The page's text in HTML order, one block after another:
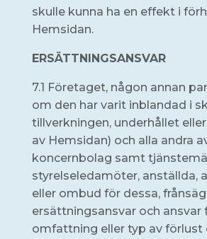
skulle kunna ha en effekt i
Hemsidan.
ERSÄTTNINGSANSVAR
7.1 Företaget, någon annan
om den har varit inblandad i
tillverkningen, underhållet
av Hemsidan) och alla andra
koncernbolag samt
styrelseledamöter, anställda,
eller ombud för dessa,
ersättningsansvar och ansvar
omfattning eller typ av förlust